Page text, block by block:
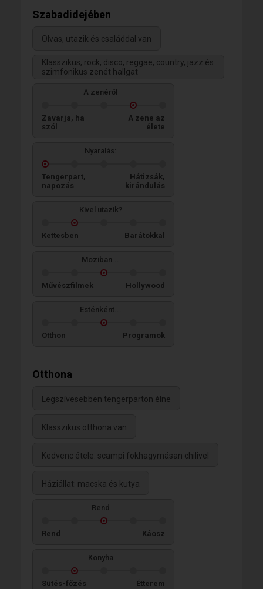
Szabadidejében
Olvas, utazik és családdal van
Klasszikus, rock, disco, reggae, country, jazz és
szimfonikus zenét hallgat
A zenéről
Zavarja, ha
szól
A zene az
élete
Nyaralás:
Tengerpart,
napozás
Hátizsák,
kirándulás
Kivel utazik?
Kettesben Barátokkal
Moziban...
Művészfilmek Hollywood
Esténként...
Otthon Programok
Otthona
Legszívesebben tengerparton élne
Klasszikus otthona van
Kedvenc étele: scampi fokhagymásan chilivel
Háziállat: macska és kutya
Rend
Rend Káosz
Konyha
Sütés-főzés Étterem